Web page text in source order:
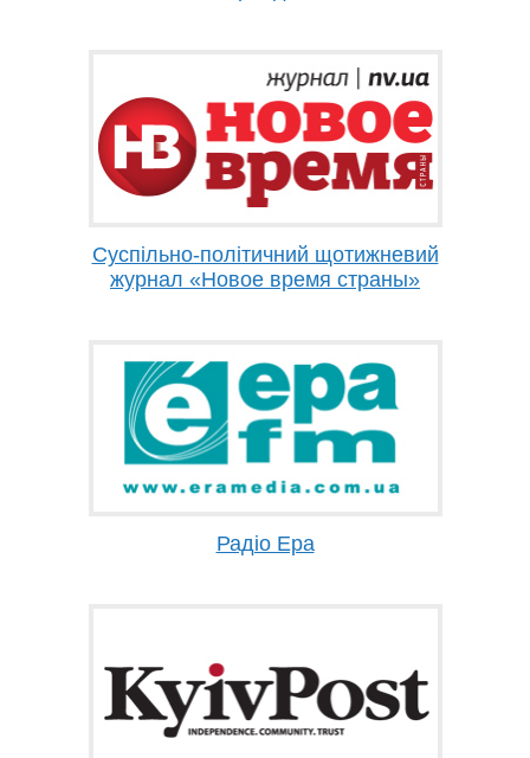
Суспільно-політичний щотижневий
журнал «Новое время страны»
Радіо Ера